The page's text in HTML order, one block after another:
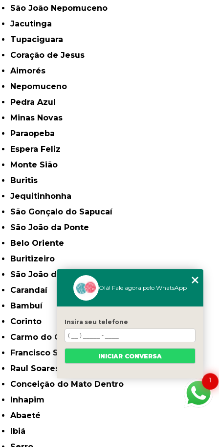
São João Nepomuceno
Jacutinga
Tupaciguara
Coração de Jesus
Aimorés
Nepomuceno
Pedra Azul
Minas Novas
Paraopeba
Espera Feliz
Monte Sião
Buritis
Jequitinhonha
São Gonçalo do Sapucaí
São João da Ponte
Belo Oriente
Buritizeiro
São João do Paraíso
Carandaí
Bambuí
Corinto
Carmo do Cajuru
Francisco Sá
Raul Soares
Conceição do Mato Dentro
Inhapim
Abaeté
Ibiá
1
Olá! Fale agora pelo WhatsApp
Insira seu telefone
INICIAR CONVERSA